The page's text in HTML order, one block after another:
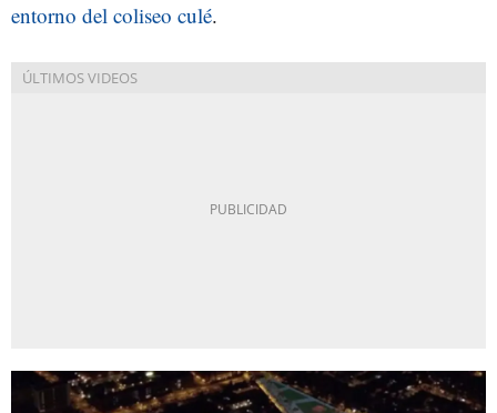
entorno del coliseo culé.